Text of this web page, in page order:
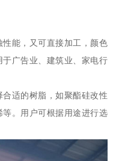
能，又可直接加工，颜色
广告业、建筑业、家电行
适的树脂，如聚酯硅改性
。用户可根据用途进行选